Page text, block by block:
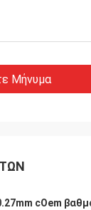
Μήνυμα
cOem